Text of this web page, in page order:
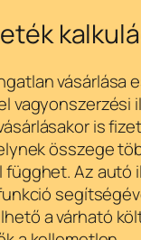
vásárlása
vagyonszerzési
is
összege
Az autó
a várható